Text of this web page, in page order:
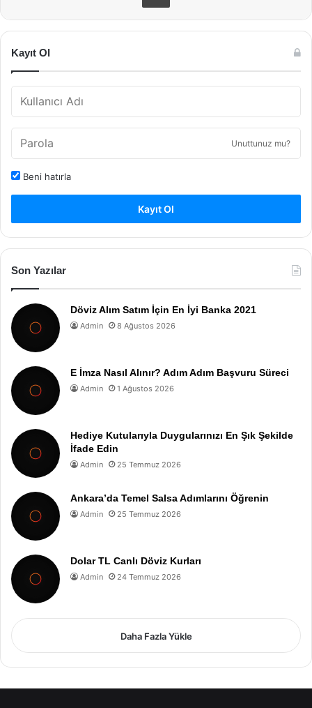
Kayıt Ol
Unuttunuz mu?
Beni hatırla
Kayıt Ol
Son Yazılar
Döviz Alım Satım İçin En İyi Banka 2021
Admin 8 Ağustos 2026
E İmza Nasıl Alınır? Adım Adım Başvuru Süreci
Admin 1 Ağustos 2026
Hediye Kutularıyla Duygularınızı En Şık Şekilde
İfade Edin
Admin 25 Temmuz 2026
Ankara’da Temel Salsa Adımlarını Öğrenin
Admin 25 Temmuz 2026
Dolar TL Canlı Döviz Kurları
Admin 24 Temmuz 2026
Daha Fazla Yükle